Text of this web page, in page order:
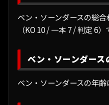
ベン・ソーンダースの総
（KO 10 / 一本 7 / 判定 6）
ベン・ソーンダース
ベン・ソーンダースの年齢